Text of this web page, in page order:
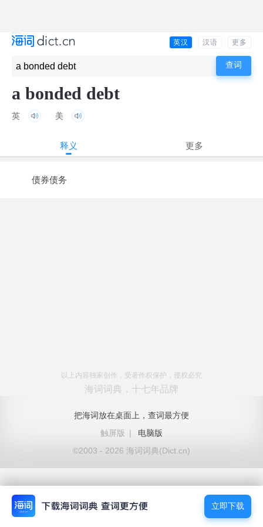
英汉 汉语 更多
a bonded debt
英 美
释义 更多
债券债务
以上内容独家创作，受著作权保护，侵权必究
海词词典，十七年品牌
把海词放在桌面上，查词最方便
触屏版
|
电脑版
©2003 - 2026 海词词典(Dict.cn)
立即下载
立即下载